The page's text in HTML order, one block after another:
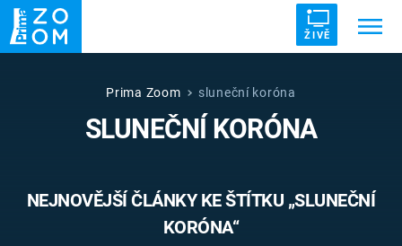
ŽIVĚ
ZRÁDCI UFO DRUHÁ SVĚTOVÁ VÁLKA
VETŘELCI DÁVNOVĚKU
Prima Zoom sluneční koróna
SLUNEČNÍ KORÓNA
NEJNOVĚJŠÍ ČLÁNKY KE ŠTÍTKU „SLUNEČNÍ
KORÓNA“